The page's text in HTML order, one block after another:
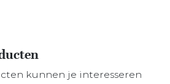
kunnen je interesseren